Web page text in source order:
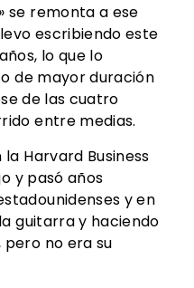
se remonta a ese
escribiendo este
lo que lo
de mayor duración
de las cuatro
entre medias.
Harvard Business
y pasó años
y en
guitarra y haciendo
pero no era su